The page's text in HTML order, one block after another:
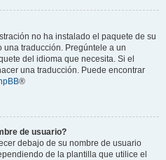
no ha instalado el paquete de su
traducción. Pregúntele a un
del idioma que necesita. Si el
una traducción. Puede encontrar
®
de usuario?
debajo de su nombre de usuario
de la plantilla que utilice el